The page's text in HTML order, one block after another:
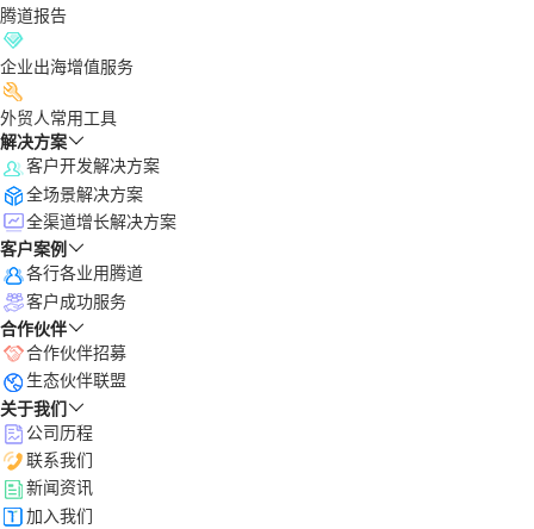
腾道报告
企业出海增值服务
外贸人常用工具
解决方案
客户开发解决方案
全场景解决方案
全渠道增长解决方案
客户案例
各行各业用腾道
客户成功服务
合作伙伴
合作伙伴招募
生态伙伴联盟
关于我们
公司历程
联系我们
新闻资讯
加入我们